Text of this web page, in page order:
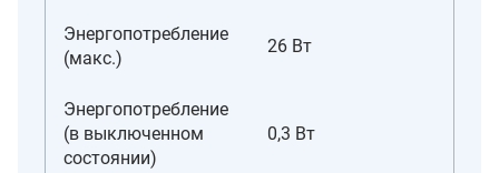
Энергопотребление
(макс.)
26 Вт
Энергопотребление
(в выключенном
состоянии)
0,3 Вт